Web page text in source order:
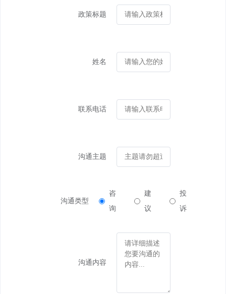
政策标题
姓名
联系电话
沟通主题
沟通类型
咨
询
建
议
投
诉
沟通内容